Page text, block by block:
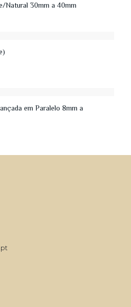
Natural 30mm a 40mm
em Paralelo 8mm a